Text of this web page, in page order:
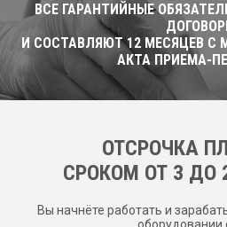
ВСЕ ГАРАНТИЙНЫЕ
И СОСТАВЛЯЮТ 12 МЕСЯЦЕВ С
АКТА ПРИЕМА-
ОТСРОЧКА
CРОКОМ ОТ 3 ДО
Вы начнёте работать и